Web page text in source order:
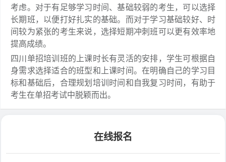
考虑。对于有足够学习时间、基础较弱的考生，可以选择
长期班，以便打好扎实的基础。而对于学习基础较好、时
间较为紧张的考生来说，选择短期冲刺班可以更有效率地
提高成绩。
四川单招培训班的上课时长有灵活的安排，学生可根据自
身需求选择适合的班型和上课时间。在明确自己的学习目
标和基础后，合理规划培训时间和自我复习时间，有助于
考生在单招考试中脱颖而出。
在线报名